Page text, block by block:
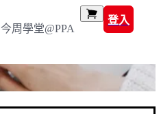
今周學堂@PPA
登入